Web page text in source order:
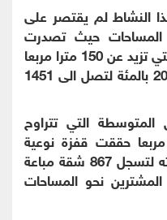
النشاط لم يقتصر على
حيث تصدرت
الشقق ذات المساحات الكبيرة التي تزيد عن 150 مترا مربعا
المشهد بنمو في المبيعات بلغ 20 بالمئة لتصل الى 1451
التي تتراوح
120 و150 مترا مربعا حققت قفزة نوعية
بنسبة 30 بالمئة خلال الشهر ذاته لتسجل 867 شقة مباعة
نحو المساحات